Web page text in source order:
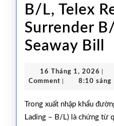
B/L, Telex
Surrender
Seaway Bill
16 Tháng 1, 2026 16
2026
Comment
8:10 sáng
Lading – B/L) là chứng từ